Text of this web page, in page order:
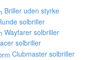
Briller uden styrke
solbriller
Wayfarer solbriller
solbriller
Clubmaster solbriller